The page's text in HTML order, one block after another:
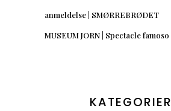
anmeldelse | SMØRREBRØDET
MUSEUM JORN | Spectacle famoso
KATEGORIER